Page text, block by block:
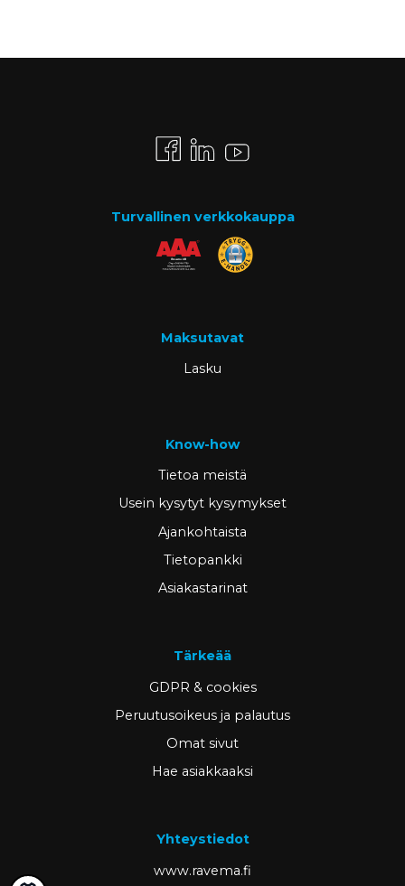
Turvallinen verkkokauppa
Maksutavat
Lasku
Know-how
Tietoa meistä
Usein kysytyt kysymykset
Ajankohtaista
Tietopankki
Asiakastarinat
Tärkeää
GDPR & cookies
Peruutusoikeus ja palautus
Omat sivut
Hae asiakkaaksi
Yhteystiedot
www.ravema.fi